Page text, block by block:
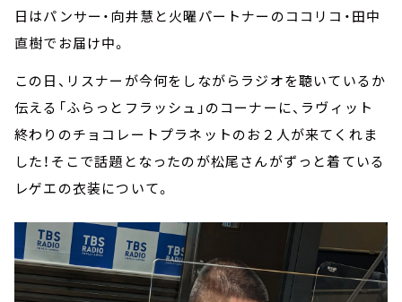
日はパンサー・向井慧と火曜パートナーのココリコ・田中
直樹でお届け中。
この日、リスナーが今何をしながらラジオを聴いているか
伝える「ふらっとフラッシュ」のコーナーに、ラヴィット
終わりのチョコレートプラネットのお２人が来てくれま
した！そこで話題となったのが松尾さんがずっと着ている
レゲエの衣装について。